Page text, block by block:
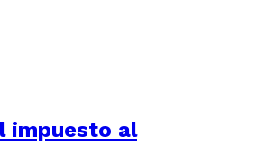
impuesto al